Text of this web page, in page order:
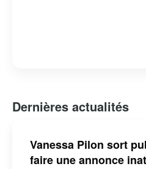
Dernières actualités
Vanessa Pilon sort
faire une annonce